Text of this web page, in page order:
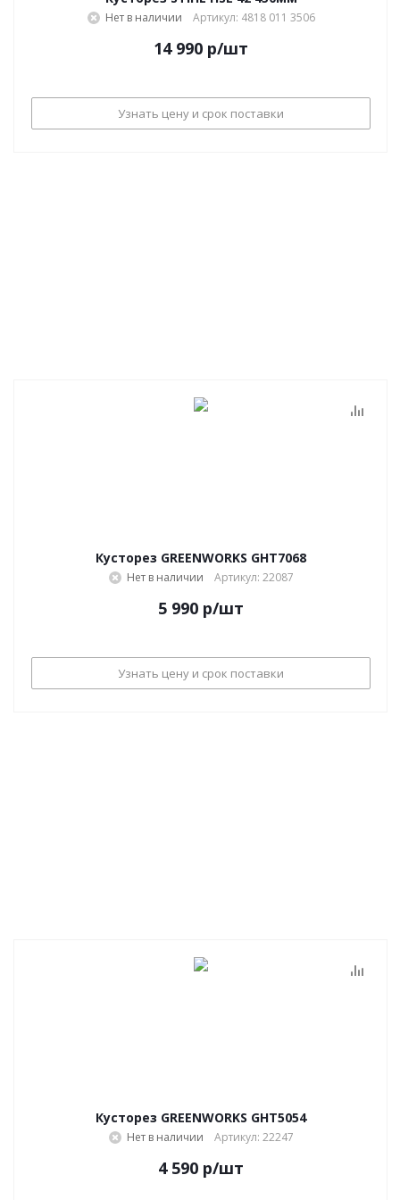
Нет в наличии Артикул: 4818 011 3506
14 990 р/шт
Узнать цену и срок поставки
Кусторез GREENWORKS GHT7068
Нет в наличии Артикул: 22087
5 990 р/шт
Узнать цену и срок поставки
Кусторез GREENWORKS GHT5054
Нет в наличии Артикул: 22247
4 590 р/шт